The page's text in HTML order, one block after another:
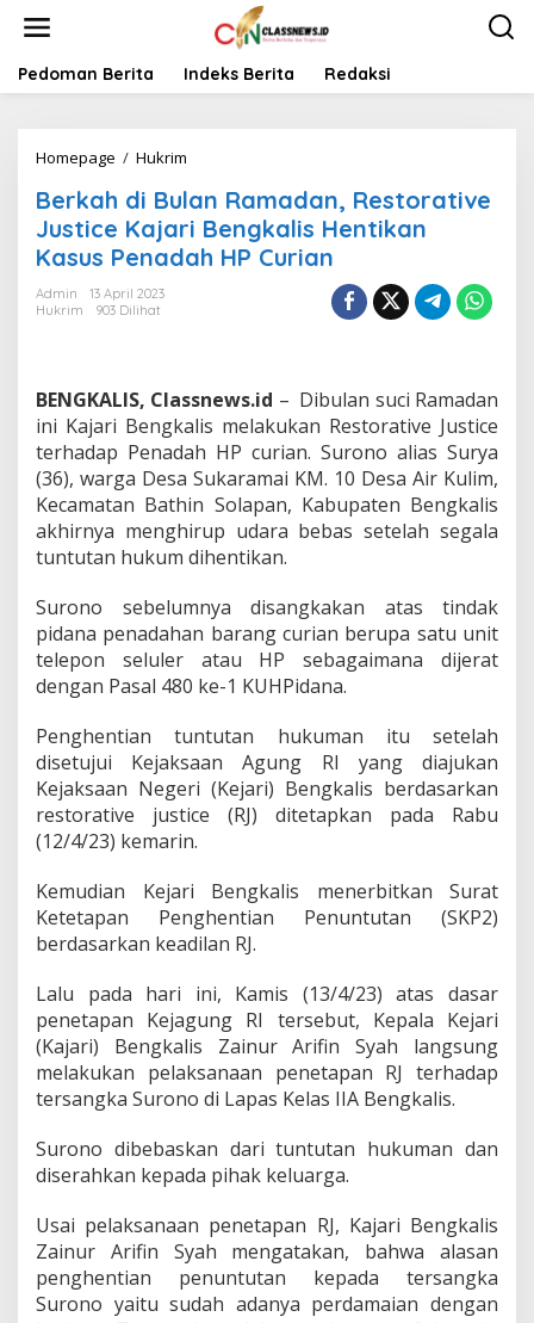
t
Pedoman Berita Indeks Berita Redaksi
Homepage / Hukrim
r
k
a
h
a
n
R
a
m
a
d
a
n
R
e
o
a
t
i
v
e
J
s
t
i
c
a
j
a
r
i
e
n
g
a
l
i
s
H
Berkah di Bulan Ramadan, Restorative
Justice Kajari Bengkalis Hentikan
Kasus Penadah HP Curian
Admin
13 April 2023
Hukrim
903 Dilihat
BENGKALIS, Classnews.id – Dibulan suci Ramadan
ini Kajari Bengkalis melakukan Restorative Justice
terhadap Penadah HP curian. Surono alias Surya
(36), warga Desa Sukaramai KM. 10 Desa Air Kulim,
Kecamatan Bathin Solapan, Kabupaten Bengkalis
akhirnya menghirup udara bebas setelah segala
tuntutan hukum dihentikan.
Surono sebelumnya disangkakan atas tindak
pidana penadahan barang curian berupa satu unit
telepon seluler atau HP sebagaimana dijerat
dengan Pasal 480 ke-1 KUHPidana.
Penghentian tuntutan hukuman itu setelah
disetujui Kejaksaan Agung RI yang diajukan
Kejaksaan Negeri (Kejari) Bengkalis berdasarkan
restorative justice (RJ) ditetapkan pada Rabu
(12/4/23) kemarin.
Kemudian Kejari Bengkalis menerbitkan Surat
Ketetapan Penghentian Penuntutan (SKP2)
berdasarkan keadilan RJ.
Lalu pada hari ini, Kamis (13/4/23) atas dasar
penetapan Kejagung RI tersebut, Kepala Kejari
(Kajari) Bengkalis Zainur Arifin Syah langsung
melakukan pelaksanaan penetapan RJ terhadap
tersangka Surono di Lapas Kelas IIA Bengkalis.
Surono dibebaskan dari tuntutan hukuman dan
diserahkan kepada pihak keluarga.
Usai pelaksanaan penetapan RJ, Kajari Bengkalis
Zainur Arifin Syah mengatakan, bahwa alasan
penghentian penuntutan kepada tersangka
Surono yaitu sudah adanya perdamaian dengan